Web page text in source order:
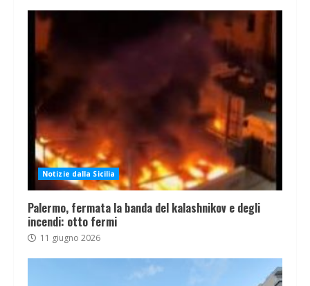
Notizie dalla Sicilia
Palermo, fermata la banda del kalashnikov e degli
incendi: otto fermi
11 giugno 2026